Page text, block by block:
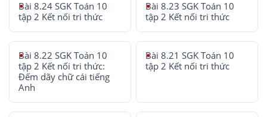
Bài 8.24 SGK Toán 10
tập 2 Kết nối tri thức
Bài 8.23 SGK Toán 10
tập 2 Kết nối tri thức
Bài 8.22 SGK Toán 10
tập 2 Kết nối tri thức:
Đếm dãy chữ cái tiếng
Anh
Bài 8.21 SGK Toán 10
tập 2 Kết nối tri thức